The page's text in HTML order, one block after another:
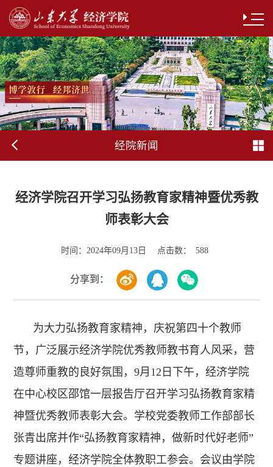
经院新闻
经济学院召开学习弘扬教育家精神暨优秀教
师表彰大会
时间： 2024年09月13日 点击数： 588
分享到：
为大力弘扬教育家精神，庆祝第四十个教师
节，广泛展示经济学院优秀教师教书育人风采，营
造尊师重教的良好氛围，9月12日下午，经济学院
在中心校区邵馆一层报告厅召开学习弘扬教育家精
神暨优秀教师表彰大会。学校党委教师工作部部长
张青出席并作“弘扬教育家精神，做新时代好老师”
专题讲座，经济学院全体教职工参会。会议由学院